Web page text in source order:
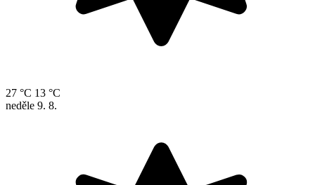
27 °C 13 °C
neděle 9. 8.